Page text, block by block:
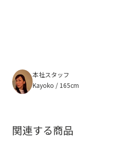
本社スタッフ
Kayoko / 165cm
関連する商品